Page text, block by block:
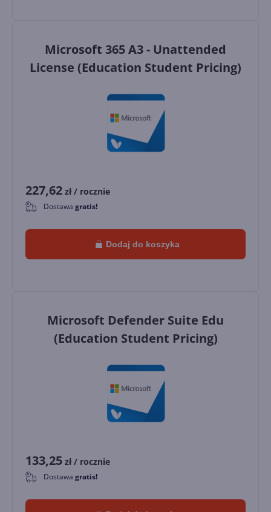
Microsoft 365 A3 - Unattended
License (Education Student Pricing)
227,62 zł / rocznie
0 Dostawa gratis!
Dodaj do koszyka
Microsoft Defender Suite Edu
(Education Student Pricing)
133,25 zł / rocznie
0 Dostawa gratis!